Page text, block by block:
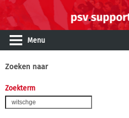
Menu
Zoeken naar
Zoekterm